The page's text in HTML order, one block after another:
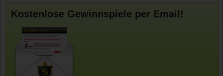
Kostenlose Gewinnspiele per Email!